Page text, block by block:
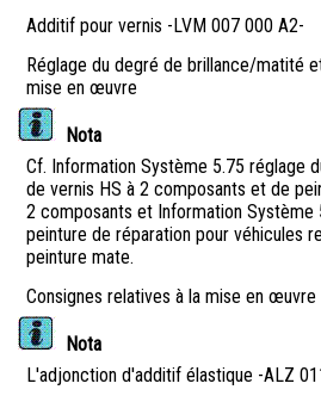
Additif pour vernis -LVM 007 000 A2-
Réglage du degré de brillance/matité
mise en œuvre
Nota
Cf. Information Système 5.75 réglage
de vernis HS à 2 composants et de
2 composants et Information Système
peinture de réparation pour véhicules
peinture mate.
Consignes relatives à la mise en œuvre
Nota
L'adjonction d'additif élastique -ALZ